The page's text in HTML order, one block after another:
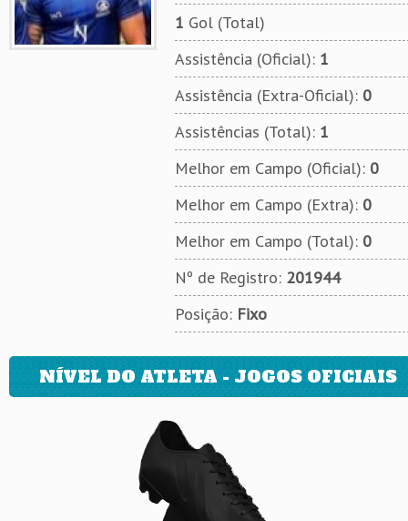
1 Gol (Total)
Assistência (Oficial): 1
Assistência (Extra-Oficial): 0
Assistências (Total): 1
Melhor em Campo (Oficial): 0
Melhor em Campo (Extra): 0
Melhor em Campo (Total): 0
Nº de Registro: 201944
Posição: Fixo
NÍVEL DO ATLETA - JOGOS OFICIAIS